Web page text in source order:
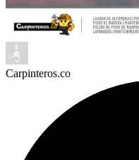
Carpinteros.co